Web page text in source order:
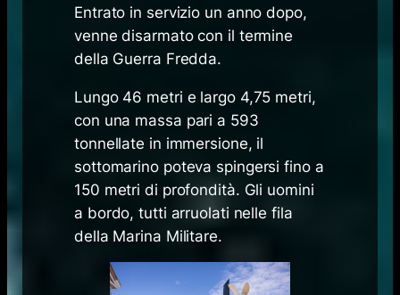
Entrato in servizio un anno dopo,
venne disarmato con il termine
della Guerra Fredda.
Lungo 46 metri e largo 4,75 metri,
con una massa pari a 593
tonnellate in immersione, il
sottomarino poteva spingersi fino a
150 metri di profondità. Gli uomini
a bordo, tutti arruolati nelle fila
della Marina Militare.